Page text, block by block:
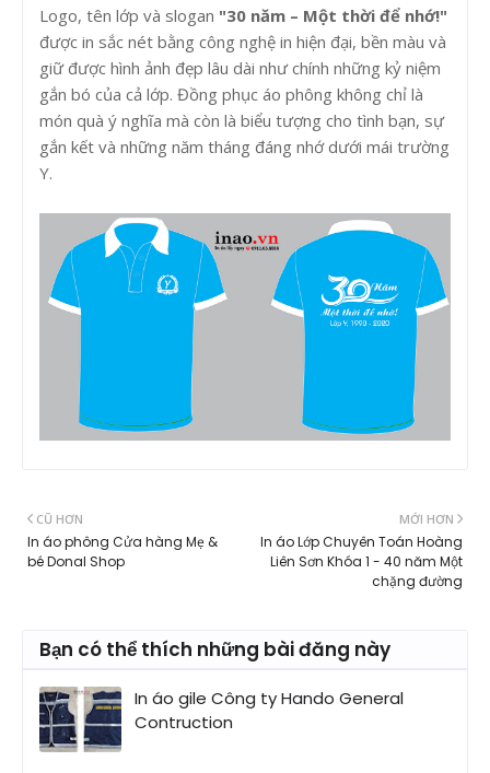
Logo, tên lớp và slogan "30 năm – Một thời để nhớ!"
được in sắc nét bằng công nghệ in hiện đại, bền màu và
giữ được hình ảnh đẹp lâu dài như chính những kỷ niệm
gắn bó của cả lớp. Đồng phục áo phông không chỉ là
món quà ý nghĩa mà còn là biểu tượng cho tình bạn, sự
gắn kết và những năm tháng đáng nhớ dưới mái trường
Y.
MỚI HƠN
In áo Lớp Chuyên Toán Hoàng
Liên Sơn Khóa 1 - 40 năm Một
chặng đường
CŨ HƠN
In áo phông Cửa hàng Mẹ &
bé Donal Shop
Bạn có thể thích những bài đăng này
In áo gile Công ty Hando General
Contruction